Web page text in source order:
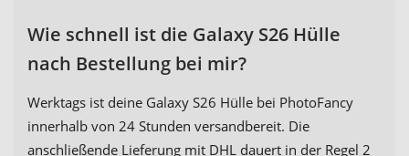
Wie schnell ist die Galaxy S26 Hülle
nach Bestellung bei mir?
Werktags ist deine Galaxy S26 Hülle bei PhotoFancy
innerhalb von 24 Stunden versandbereit. Die
anschließende Lieferung mit DHL dauert in der Regel 2